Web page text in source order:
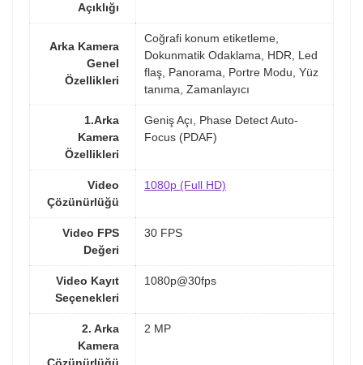
Açıklığı
Arka Kamera
Genel
Özellikleri
Coğrafi konum etiketleme,
Dokunmatik Odaklama, HDR, Led
flaş, Panorama, Portre Modu, Yüz
tanıma, Zamanlayıcı
1.Arka
Kamera
Özellikleri
Geniş Açı, Phase Detect Auto-
Focus (PDAF)
Video
Çözünürlüğü
1080p (Full HD)
Video FPS
Değeri
30 FPS
Video Kayıt
Seçenekleri
1080p@30fps
2. Arka
Kamera
2 MP